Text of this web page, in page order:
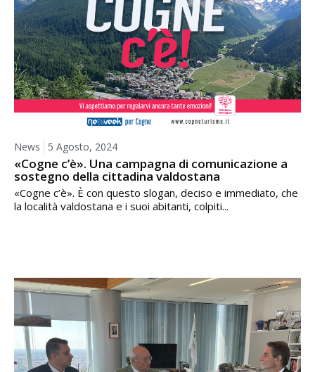
News 5 Agosto, 2024
«Cogne c’è». Una campagna di comunicazione a
sostegno della cittadina valdostana
«Cogne c’è». È con questo slogan, deciso e immediato, che
la località valdostana e i suoi abitanti, colpiti...